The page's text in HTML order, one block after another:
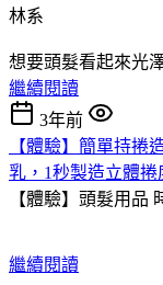
想要頭髮看起來光
繼續閱讀
3年前
【體驗】簡單持捲
乳，1秒製造立體捲
【體驗】頭髮用品
繼續閱讀